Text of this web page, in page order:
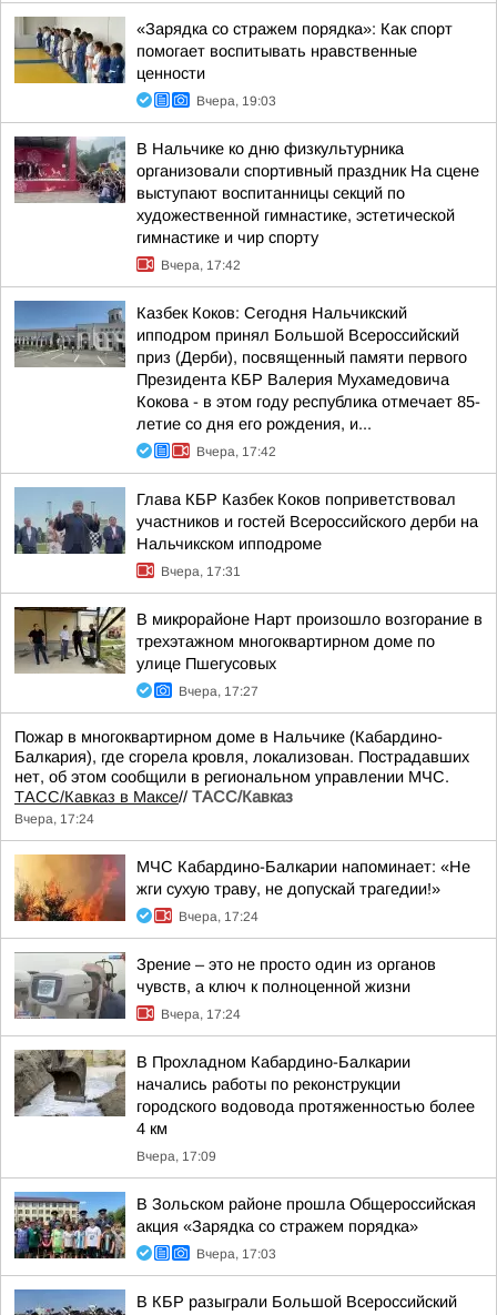
«Зарядка со стражем порядка»: Как спорт
помогает воспитывать нравственные
ценности
Вчера, 19:03
В Нальчике ко дню физкультурника
организовали спортивный праздник На сцене
выступают воспитанницы секций по
художественной гимнастике, эстетической
гимнастике и чир спорту
Вчера, 17:42
Казбек Коков: Сегодня Нальчикский
ипподром принял Большой Всероссийский
приз (Дерби), посвященный памяти первого
Президента КБР Валерия Мухамедовича
Кокова - в этом году республика отмечает 85-
летие со дня его рождения, и...
Вчера, 17:42
Глава КБР Казбек Коков поприветствовал
участников и гостей Всероссийского дерби на
Нальчикском ипподроме
Вчера, 17:31
В микрорайоне Нарт произошло возгорание в
трехэтажном многоквартирном доме по
улице Пшегусовых
Вчера, 17:27
Пожар в многоквартирном доме в Нальчике (Кабардино-
Балкария), где сгорела кровля, локализован. Пострадавших
нет, об этом сообщили в региональном управлении МЧС.
ТАСС/Кавказ в Максе// ТАСС/Кавказ
Вчера, 17:24
МЧС Кабардино-Балкарии напоминает: «Не
жги сухую траву, не допускай трагедии!»
Вчера, 17:24
Зрение – это не просто один из органов
чувств, а ключ к полноценной жизни
Вчера, 17:24
В Прохладном Кабардино-Балкарии
начались работы по реконструкции
городского водовода протяженностью более
4 км
Вчера, 17:09
В Зольском районе прошла Общероссийская
акция «Зарядка со стражем порядка»
Вчера, 17:03
В КБР разыграли Большой Всероссийский